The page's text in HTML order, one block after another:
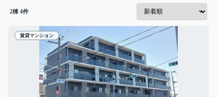
2棟 4件
賃貸マンション